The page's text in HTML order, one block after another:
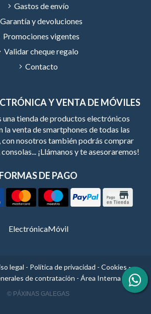
Y VENTA DE MÓVILES
una tienda de productos electrónicos
la venta de smartphones de todas las
con nosotros también podrás comprar
¡Llámanos y te asesoraremos!
FORMAS DE PAGO
Gastos de envío
Garantía y devoluciones
Promociones vigentes
Validar cheque regalo
Contacto
ElectrónicaMóvil
legal - Política de privacidad - Cookies-
de contratación - Área Interna
© PÁXINAS GALEGAS